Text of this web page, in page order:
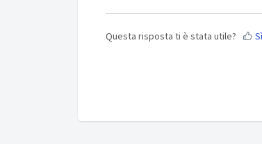
Questa risposta ti è stata utile? Sì